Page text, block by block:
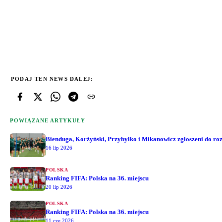
PODAJ TEN NEWS DALEJ:
POWIĄZANE ARTYKUŁY
Bienduga, Korżyński, Przybyłko i Mikanowicz zgłoszeni do
16 lip 2026
POLSKA
Ranking FIFA: Polska na 36. miejscu
20 lip 2026
POLSKA
Ranking FIFA: Polska na 36. miejscu
11 cze 2026